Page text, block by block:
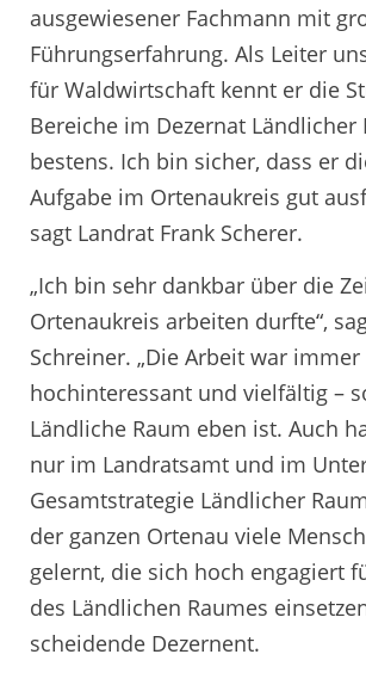
ausgewiesener Fachmann mit
Führungserfahrung. Als Leiter
für Waldwirtschaft kennt er die
Bereiche im Dezernat Ländlicher
bestens. Ich bin sicher, dass er
Aufgabe im Ortenaukreis gut
sagt Landrat Frank Scherer.
„Ich bin sehr dankbar über die
Ortenaukreis arbeiten durfte“,
Schreiner. „Die Arbeit war immer
hochinteressant und vielfältig –
Ländliche Raum eben ist. Auch
nur im Landratsamt und im
Gesamtstrategie Ländlicher
der ganzen Ortenau viele
gelernt, die sich hoch engagiert
des Ländlichen Raumes
scheidende Dezernent.